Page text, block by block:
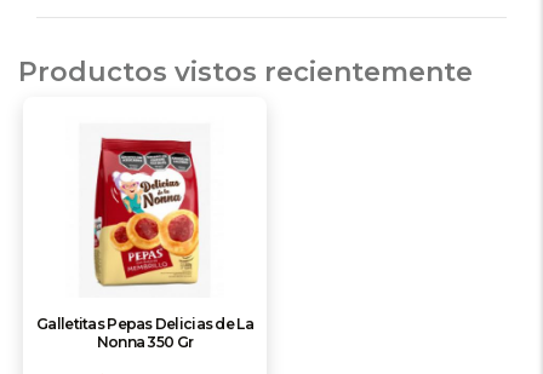
Productos vistos recientemente
Galletitas Pepas Delicias de La
Nonna 350 Gr